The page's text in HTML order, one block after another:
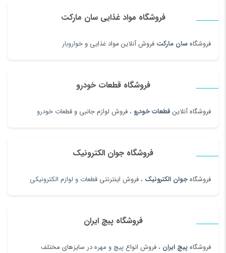
فروشگاه مواد غذایی سان مارکت
فروشگاهسان مارکت فروش آنلاین مواد غذایی و خواروبار
فروشگاه قطعات خودرو
فروشگاه آنلاین قطعات خودرو ، فروش لوازم جانبی و قطعات خودرو
فروشگاه جوان الکترونیک
فروشگاهجوان الکترونیک ، فروش اینترنتی قطعات و لوازم الکترونیکی
فروشگاه پیچ ایران
فروشگاهپیچ ایران ، فروش انواع پیچ و مهرهدر سایزهای مختلف